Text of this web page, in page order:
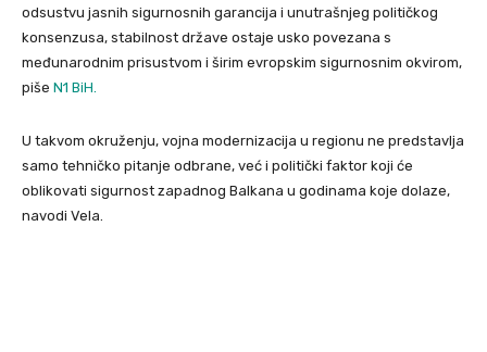
odsustvu jasnih sigurnosnih garancija i unutrašnjeg političkog
konsenzusa, stabilnost države ostaje usko povezana s
međunarodnim prisustvom i širim evropskim sigurnosnim okvirom,
piše N1 BiH.
U takvom okruženju, vojna modernizacija u regionu ne predstavlja
samo tehničko pitanje odbrane, već i politički faktor koji će
oblikovati sigurnost zapadnog Balkana u godinama koje dolaze,
navodi Vela.